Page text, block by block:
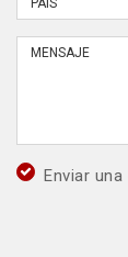
Enviar